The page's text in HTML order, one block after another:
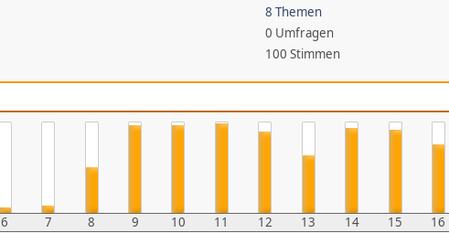
8 Themen
0 Umfragen
100 Stimmen
6 7 8 9 10 11 12 13 14 15 16